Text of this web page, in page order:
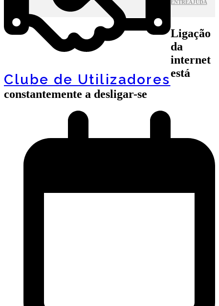
Clube de Utilizadores
ENTREAJUDA
Ligação
da
internet
está
constantemente a desligar-se